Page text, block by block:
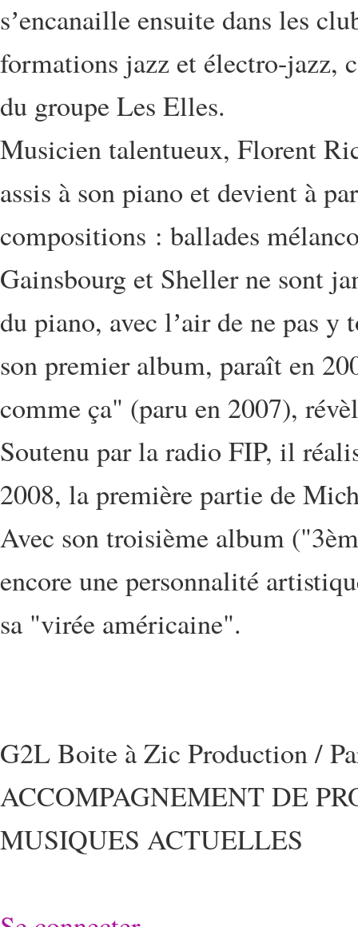
sʼencanaille ensuite dans les
formations jazz et électro-jazz,
du groupe Les Elles.
Musicien talentueux, Florent
assis à son piano et devient à
compositions : ballades
Gainsbourg et Sheller ne sont
du piano, avec lʼair de ne pas
son premier album, paraît en
comme ça" (paru en 2007),
Soutenu par la radio FIP, il
2008, la première partie de
Avec son troisième album
encore une personnalité
sa "virée américaine".
G2L Boite à Zic Production /
ACCOMPAGNEMENT DE
MUSIQUES ACTUELLES